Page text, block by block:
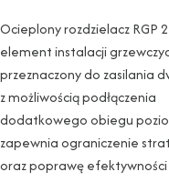
Ocieplony rozdzielacz RGP
element instalacji
przeznaczony do zasilania
z możliwością podłączenia
dodatkowego obiegu
zapewnia ograniczenie
oraz poprawę efektywności